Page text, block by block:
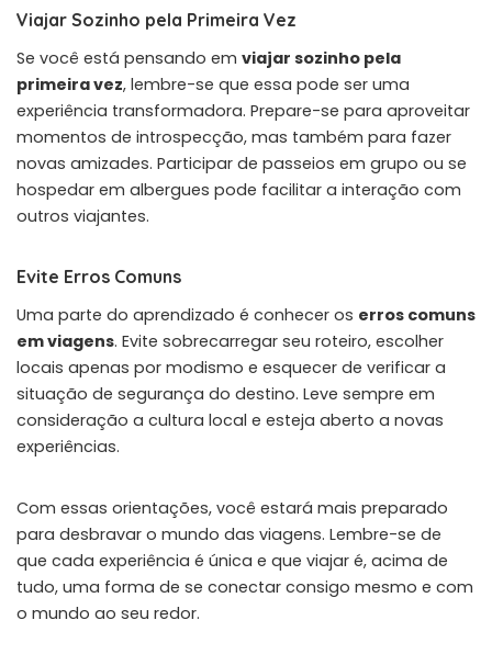
Viajar Sozinho pela Primeira Vez
Se você está pensando em viajar sozinho pela
primeira vez, lembre-se que essa pode ser uma
experiência transformadora. Prepare-se para aproveitar
momentos de introspecção, mas também para fazer
novas amizades. Participar de passeios em grupo ou se
hospedar em albergues pode facilitar a interação com
outros viajantes.
Evite Erros Comuns
Uma parte do aprendizado é conhecer os erros comuns
em viagens. Evite sobrecarregar seu roteiro, escolher
locais apenas por modismo e esquecer de verificar a
situação de segurança do destino. Leve sempre em
consideração a cultura local e esteja aberto a novas
experiências.
Com essas orientações, você estará mais preparado
para desbravar o mundo das viagens. Lembre-se de
que cada experiência é única e que viajar é, acima de
tudo, uma forma de se conectar consigo mesmo e com
o mundo ao seu redor.